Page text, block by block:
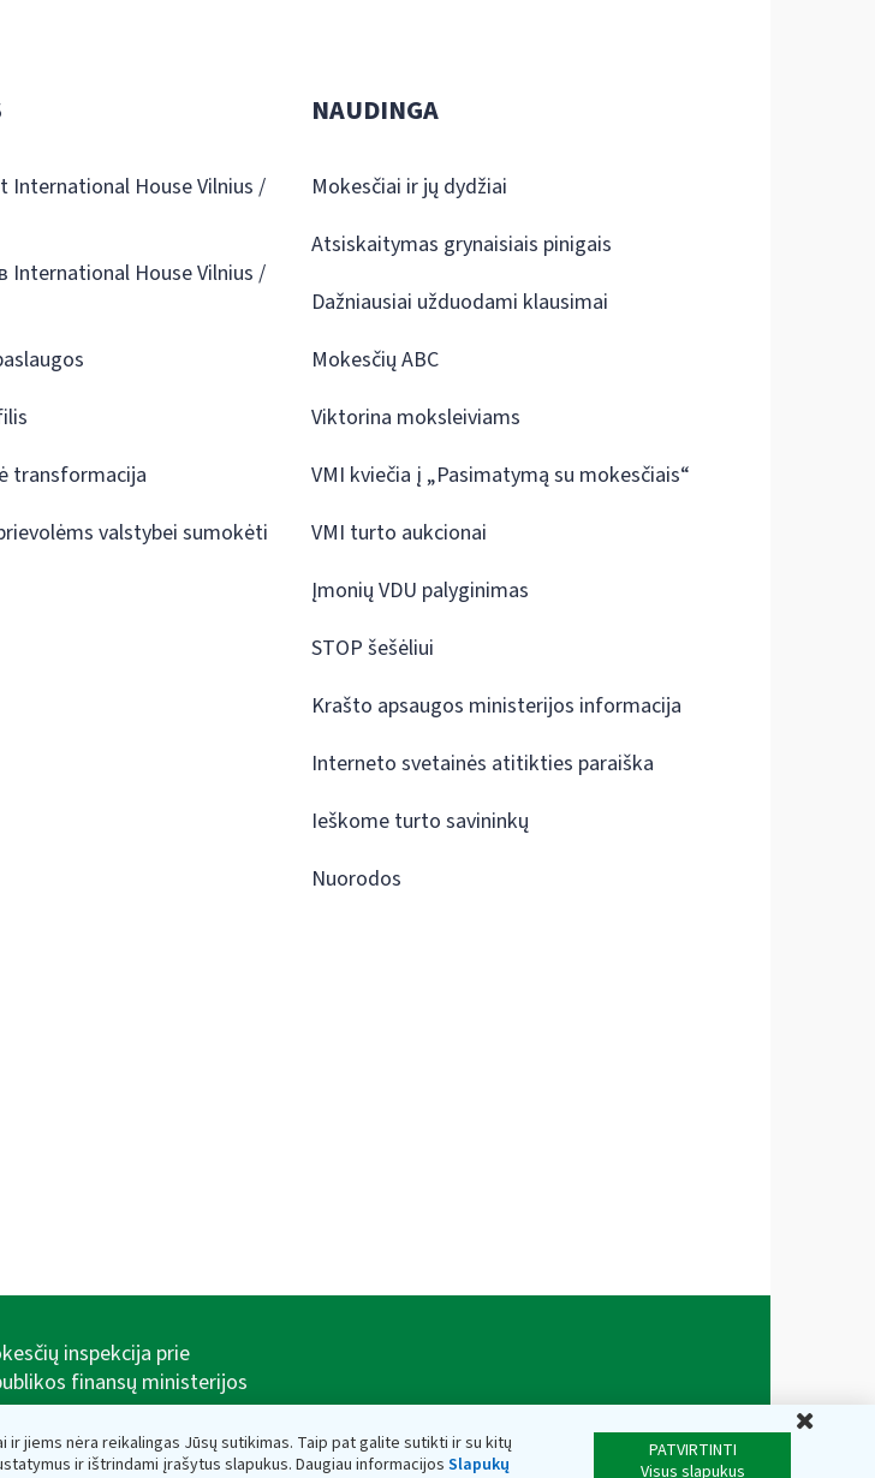
jiems nėra reikalingas Jūsų sutikimas. Taip pat galite sutikti ir su kitų
ir ištrindami įrašytus slapukus. Daugiau informacijos Slapukų
PATVIRTINTI
Visus slapukus
International House Vilnius /
International House Vilnius /
transformacija
valstybei sumokėti
NAUDINGA
Mokesčiai ir jų dydžiai
Atsiskaitymas grynaisiais pinigais
Dažniausiai užduodami klausimai
Mokesčių ABC
Viktorina moksleiviams
VMI kviečia į „Pasimatymą su mokesčiais“
VMI turto aukcionai
Įmonių VDU palyginimas
STOP šešėliui
Krašto apsaugos ministerijos informacija
Interneto svetainės atitikties paraiška
Ieškome turto savininkų
Nuorodos
inspekcija prie
finansų ministerijos
g. 14, 01107 Vilnius, Lietuva,
, E. pristatymo dėžutės adresas